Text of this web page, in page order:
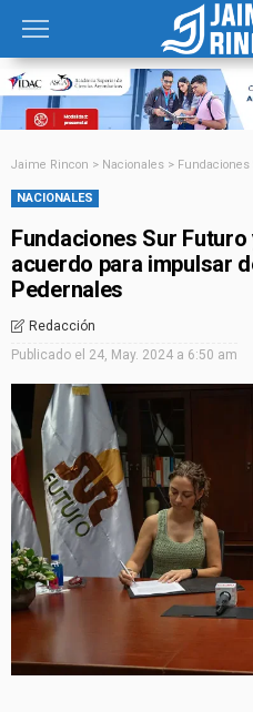
Jaime Rincon > Nacionales > Fundaciones Sur Futuro
NACIONALES
Fundaciones Sur
acuerdo para impulsar
Pedernales
Redacción
Publicado el 24, May. 2024 a 6:50 am